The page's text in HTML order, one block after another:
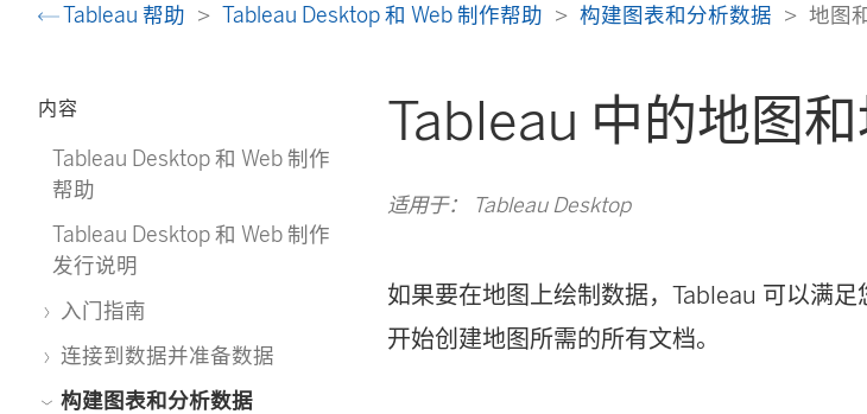
Tableau 帮助 Tableau Desktop 和 Web 制作帮助 构建图表和分析数据 地图
内容
Tableau Desktop 和 Web 制作
帮助
Tableau Desktop 和 Web 制作
发行说明
入门指南
连接到数据并准备数据
构建图表和分析数据
Tableau 中的地图
适用于： Tableau Desktop
如果要在地图上绘制数据，Tableau 可以满
开始创建地图所需的所有文档。